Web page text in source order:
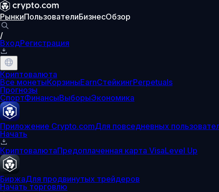
РынкиПользователиБизнесОбзор
/
ВходРегистрация
Криптовалюта
Все монетыКорзиныEarnСтейкингPerpetuals
Прогнозы
СпортФинансыВыборыЭкономика
Приложение Crypto.comДля повседневных
Начать
КриптовалютаПредоплаченная карта VisaLevel Up
БиржаДля продвинутых трейдеров
Начать торговлю